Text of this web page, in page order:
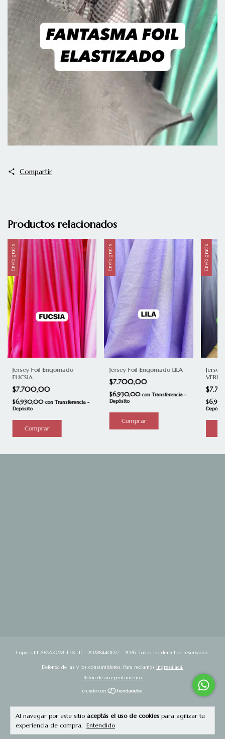
Al navegar por este sitio aceptás el uso de cookies para agilizar tu
experiencia de compra. Entendido
Compartir
Productos relacionados
Envío gratis
Jersey Foil Engomado
FUCSIA
$7.700,00
$6.930,00con Transferencia -
Depósito
Envío gratis
Jersey Foil Engomado LILA
$7.700,00
$6.930,00con Transferencia -
Depósito
Envío gratis
Copyright AMAKOM TEXTIL - 20288440027 - 2026. Todos los derechos reservados.
Defensa de las y los consumidores. Para reclamos ingresá acá.
Botón de arrepentimiento